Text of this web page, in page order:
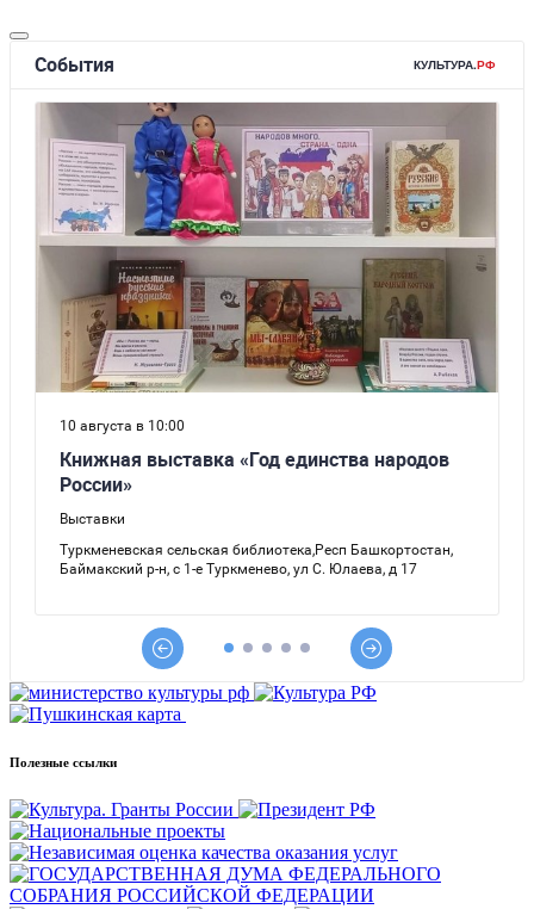
Полезные ссылки